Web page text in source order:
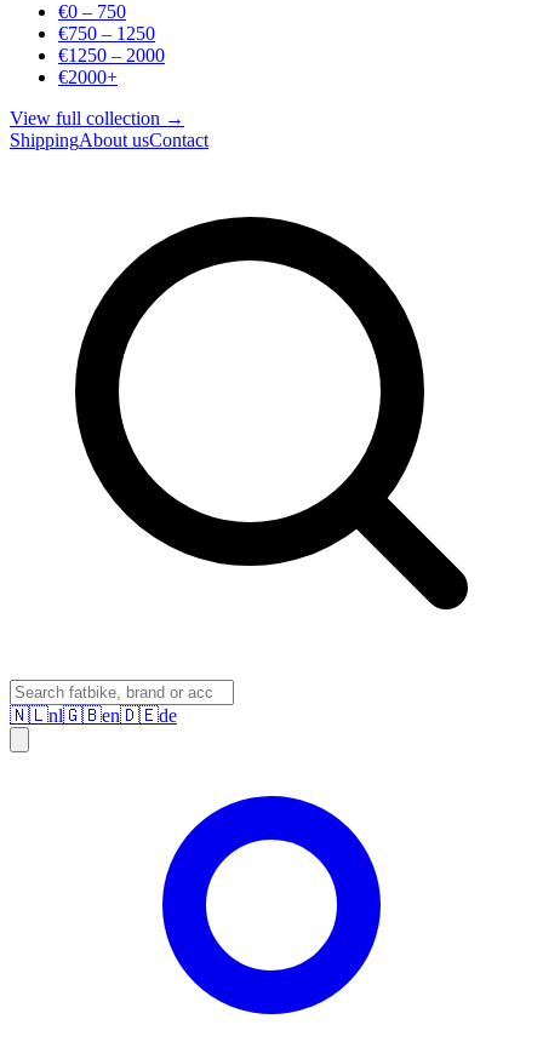
€0 – 750
€750 – 1250
€1250 – 2000
€2000+
View full collection →
ShippingAbout usContact
🇳🇱nl🇬🇧en🇩🇪de